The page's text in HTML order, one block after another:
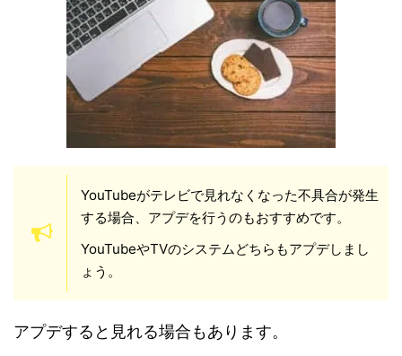
YouTubeがテレビで見れなくなった不具合が発生
する場合、アプデを行うのもおすすめです。
YouTubeやTVのシステムどちらもアプデしまし
ょう。
アプデすると見れる場合もあります。